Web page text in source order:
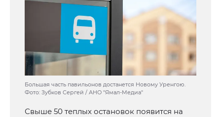
Большая часть павильонов достанется Новому Уренгою.
Фото: Зубков Сергей / АНО "Ямал-Медиа"
Свыше 50 теплых остановок появится на